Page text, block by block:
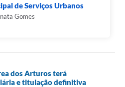
de Serviços Urbanos
Gomes
dos Arturos terá
e titulação definitiva